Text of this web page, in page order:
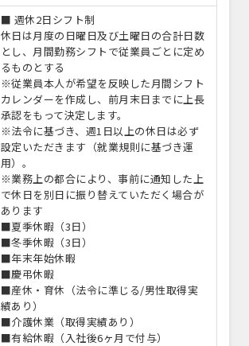
■ 週休2日シフト制
休日は月度の日曜日及び土曜日の合計日数
とし、月間勤務シフトで従業員ごとに定め
るものとする
※従業員本人が希望を反映した月間シフト
カレンダーを作成し、前月末日までに上長
承認をもって決定します。
※法令に基づき、週1日以上の休日は必ず
設定いただきます（就業規則に基づき運
用）。
※業務上の都合により、事前に通知した上
で休日を別日に振り替えていただく場合が
あります
■夏季休暇（3日）
■冬季休暇（3日）
■年末年始休暇
■慶弔休暇
■産休・育休（法令に準じる/男性取得実
績あり）
■介護休業（取得実績あり）
■有給休暇（入社後6ヶ月で付与）